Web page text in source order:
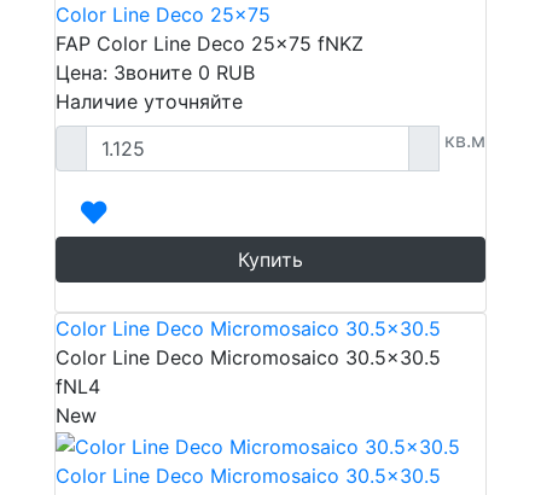
Color Line Deco 25x75
FAP Color Line Deco 25x75 fNKZ
Цена: Звоните 0 RUB
Наличие уточняйте
кв.м
Купить
Color Line Deco Micromosaico 30.5x30.5
Color Line Deco Micromosaico 30.5x30.5
fNL4
New
Color Line Deco Micromosaico 30.5x30.5